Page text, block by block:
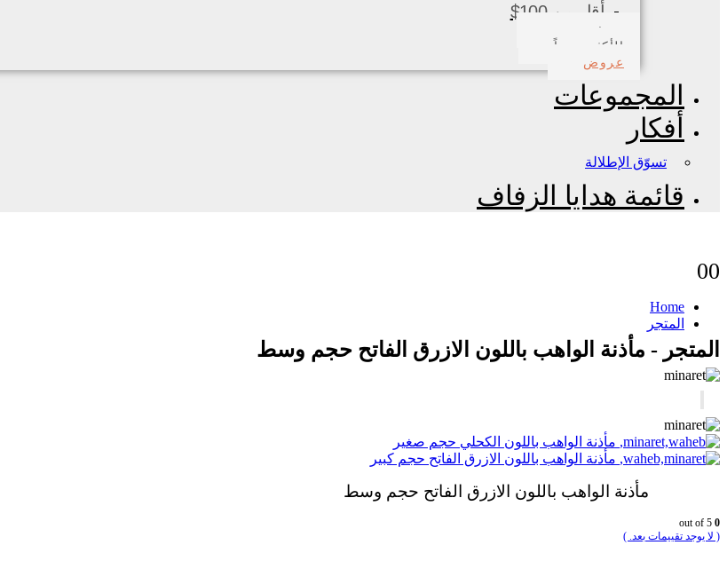
أقل من 100$
صدف بحري
الأكثر مبيعاً
عروض
المجموعات
أفكار
تسوّق الإطلالة
قائمة هدايا الزفاف
00
Home
المتجر
المتجر - مأذنة الواهب باللون الازرق الفاتح حجم وسط
مأذنة الواهب باللون الكحلي حجم صغير
مأذنة الواهب باللون الازرق الفاتح حجم كبير
مأذنة الواهب باللون الازرق الفاتح حجم وسط
0
( لا يوجد تقييمات بعد. )